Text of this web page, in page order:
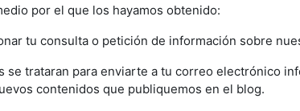
por el que los hayamos obtenido:
tu consulta o petición de información sobre
trataran para enviarte a tu correo electrónico
contenidos que publiquemos en el blog.